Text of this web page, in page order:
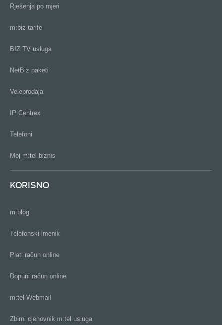
Rješenja po mjeri
m:biz tarife
BIZ TV usluga
NetBiz paketi
Veleprodaja
IP Centrex
Telefoni
Moj m:tel biznis
KORISNO
m:blog
Telefonski imenik
Plati račun online
Dopuni račun online
m:tel Webmail
Zbirni cjenovnik m:tel usluga